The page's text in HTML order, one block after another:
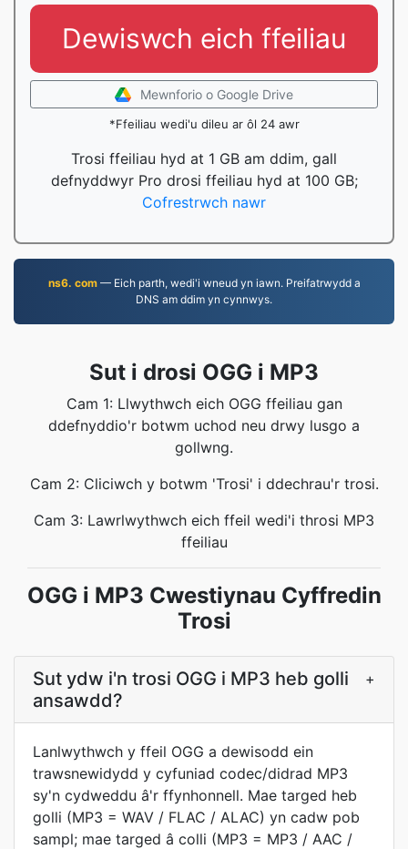
Dewiswch eich ffeiliau
Mewnforio o Google Drive
*Ffeiliau wedi'u dileu ar ôl 24 awr
Trosi ffeiliau hyd at 1 GB am ddim, gall
defnyddwyr Pro drosi ffeiliau hyd at 100 GB;
Cofrestrwch nawr
ns6. com— Eich parth, wedi'i wneud yn iawn. Preifatrwydd a
DNS am ddim yn cynnwys.
Sut i drosi OGG i MP3
Cam 1: Llwythwch eich OGG ffeiliau gan
ddefnyddio'r botwm uchod neu drwy lusgo a
gollwng.
Cam 2: Cliciwch y botwm 'Trosi' i ddechrau'r trosi.
Cam 3: Lawrlwythwch eich ffeil wedi'i throsi MP3
ffeiliau
OGG i MP3 Cwestiynau Cyffredin
Trosi
Sut ydw i'n trosi OGG i MP3 heb golli
ansawdd?
+
Lanlwythwch y ffeil OGG a dewisodd ein
trawsnewidydd y cyfuniad codec/didrad MP3
sy'n cydweddu â'r ffynhonnell. Mae targed heb
golli (MP3 = WAV / FLAC / ALAC) yn cadw pob
sampl; mae targed â colli (MP3 = MP3 / AAC /